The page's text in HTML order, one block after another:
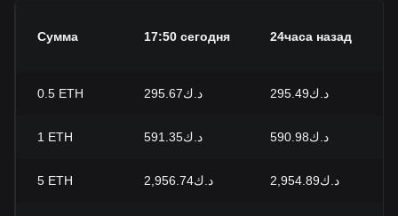
Сумма 17:50 сегодня 24часа назад
0.5 ETH د.ك295.67 د.ك295.49
1 ETH د.ك591.35 د.ك590.98
5 ETH د.ك2,956.74 د.ك2,954.89